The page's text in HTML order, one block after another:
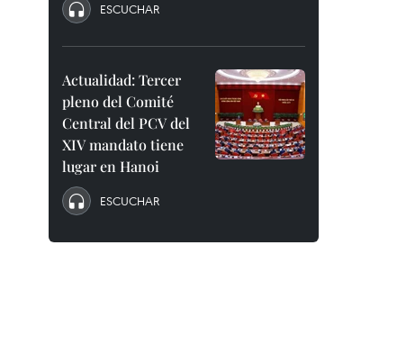
ESCUCHAR
Actualidad: Tercer
pleno del Comité
Central del PCV del
XIV mandato tiene
lugar en Hanoi
ESCUCHAR